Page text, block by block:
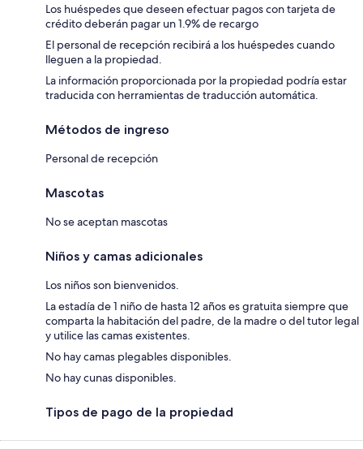
Los huéspedes que deseen efectuar pagos con tarjeta de
crédito deberán pagar un 1.9% de recargo
El personal de recepción recibirá a los huéspedes cuando
lleguen a la propiedad.
La información proporcionada por la propiedad podría estar
traducida con herramientas de traducción automática.
Métodos de ingreso
Personal de recepción
Mascotas
No se aceptan mascotas
Niños y camas adicionales
Los niños son bienvenidos.
La estadía de 1 niño de hasta 12 años es gratuita siempre que
comparta la habitación del padre, de la madre o del tutor legal
y utilice las camas existentes.
No hay camas plegables disponibles.
No hay cunas disponibles.
Tipos de pago de la propiedad